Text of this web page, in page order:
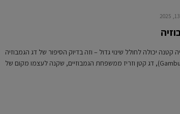
קטנה יכולה לחולל שינוי גדול – וזה בדיוק הסיפור של דג הגמבוזיה
(Gambusia affinis), דג קטן וזריז ממשפחת הגמבוזיים, שקנה לעצמו מקום של